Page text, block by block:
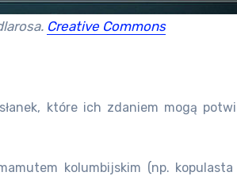
Creative Commons
które ich zdaniem mogą
kolumbijskim (np.